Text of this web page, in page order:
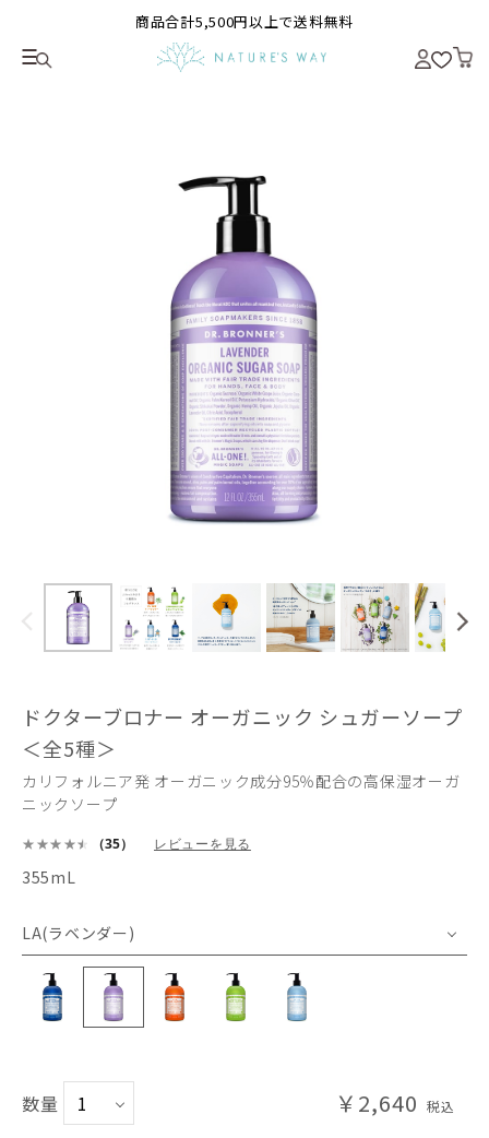
商品合計5,500円以上で送料無料
ドクターブロナー オーガニック シュガーソープ
＜全5種＞
カリフォルニア発 オーガニック成分95％配合の高保湿オーガ
ニックソープ
数量 ￥2,640
（35） レビューを見る
355mL
PE(ペパーミント)
TE(ティーツリー)
LA(ラベンダー)